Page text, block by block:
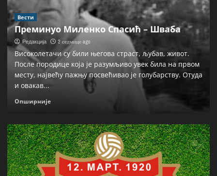
Вести
Преминуо Миленко Спасић – Шваба
Редакција 2 седмице ago
Високолетачи су били његова страст, љубав, живот.
После породице која је разумљиво увек била на првом
месту, највећу пажњу посвећивао је голубарству. Отуда
и овакав...
Опширније